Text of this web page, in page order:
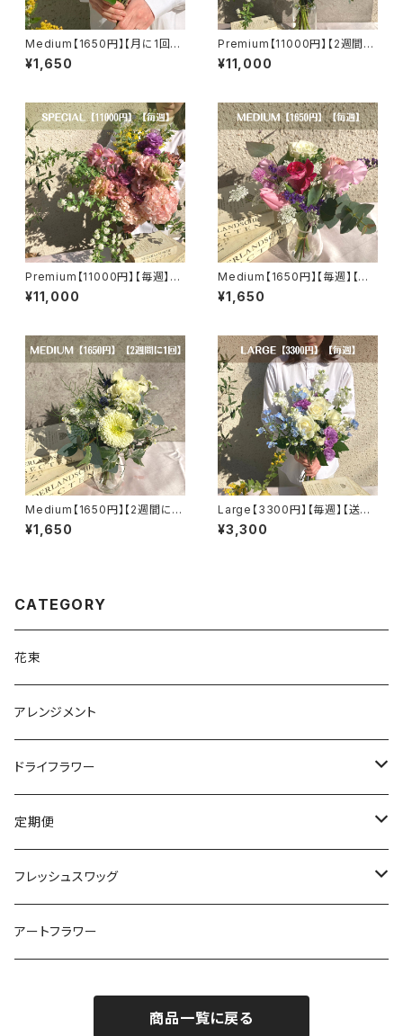
Medium【1650円】【月に1回】
【送料無料】
¥1,650
Premium【11000円】【2週間に
1回】【選べるカラー】【送料無料】
¥11,000
Premium【11000円】【毎週】
【選べるカラー】【送料無料】
¥11,000
Medium【1650円】【毎週】【送
料無料】
¥1,650
Medium【1650円】【2週間に1
回】【送料無料】
¥1,650
Large【3300円】【毎週】【送料
無料】
¥3,300
CATEGORY
花束
アレンジメント
ドライフラワー
ウェディングブーケ・ブートニア
ヘアード/髪飾り
スワッグ
定期便
ドライフラワーの定期便
お花の定期便
フレッシュスワッグ
ミモザのフレッシュスワッグ
アートフラワー
商品一覧に戻る